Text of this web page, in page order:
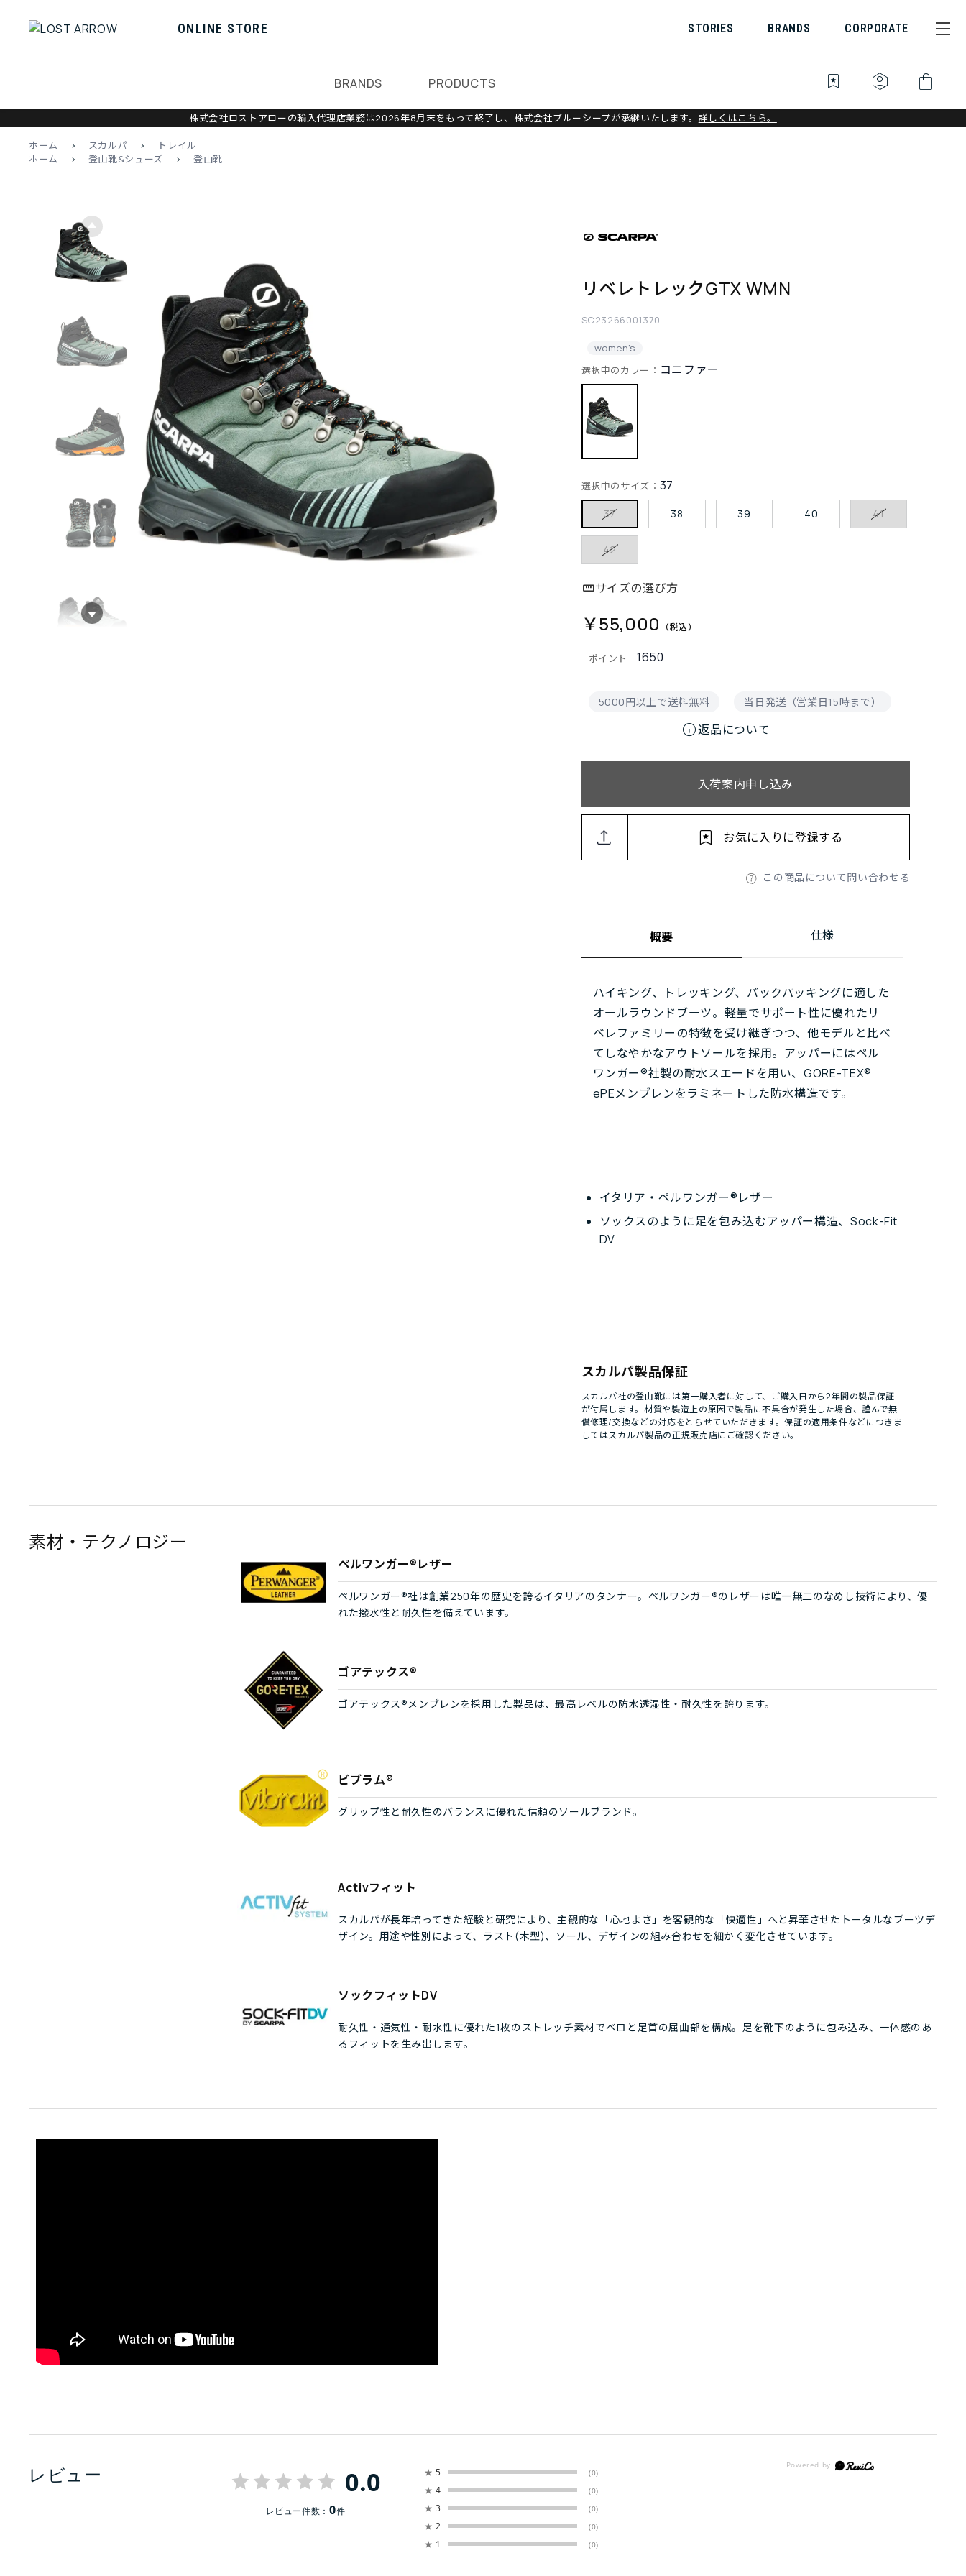
ONLINE STORE STORIES BRANDS CORPORATE
BRANDS PRODUCTS bookmark_star identity_platform shopping_bag
株式会社ロストアローの輸入代理店業務は2026年8月末をもって終了し、株式会社ブルーシープが承継いたします。 詳しくはこちら。
ホーム > スカルパ >
トレイル
ホーム
> 登山靴&シューズ > 登山靴
リベレトレックGTX WMN
SC23266001370
women's
ポイント 1650
選択中のカラー： コニファー
選択中のサイズ： 37
37 38 39 40 41
42
サイズの選び方
5000円以上で送料無料 当日発送（営業日15時まで）
info返品について
￥55,000
入荷案内申し込み
この商品について問い合わせる
お気に入りに登録する
概要 仕様
ハイキング、トレッキング、バックパッキングに適した
オールラウンドブーツ。軽量でサポート性に優れたリ
ベレファミリーの特徴を受け継ぎつつ、他モデルと比べ
てしなやかなアウトソールを採用。アッパーにはペル
ワンガー®社製の耐水スエードを用い、GORE-TEX®
ePEメンブレンをラミネートした防水構造です。
スカルパ製品保証
スカルパ社の登山靴には第一購入者に対して、ご購入日から2年間の製品保証
が付属します。材質や製造上の原因で製品に不具合が発生した場合、謹んで無
償修理/交換などの対応をとらせていただきます。保証の適用条件などにつきま
してはスカルパ製品の正規販売店にご確認ください。
イタリア・ペルワンガー®レザー
ソックスのように足を包み込むアッパー構造、Sock-Fit
DV
素材・テクノロジー
ペルワンガー®レザー
ペルワンガー®社は創業250年の歴史を誇るイタリアのタンナー。ペルワンガー®のレザーは唯一無二のなめし技術により、優
れた撥水性と耐久性を備えています。
ゴアテックス®
ゴアテックス®メンブレンを採用した製品は、最高レベルの防水透湿性・耐久性を誇ります。
ビブラム®
グリップ性と耐久性のバランスに優れた信頼のソールブランド。
Activフィット
スカルパが長年培ってきた経験と研究により、主観的な「心地よさ」を客観的な「快適性」へと昇華させたトータルなブーツデ
ザイン。用途や性別によって、ラスト(木型)、ソール、デザインの組み合わせを細かく変化させています。
ソックフィットDV
耐久性・通気性・耐水性に優れた1枚のストレッチ素材でベロと足首の屈曲部を構成。足を靴下のように包み込み、一体感のあ
るフィットを生み出します。
レビュー 0.0
レビュー件数：0件
★ 5 (0)
★ 4 (0)
★ 3 (0)
★ 2 (0)
★ 1 (0)